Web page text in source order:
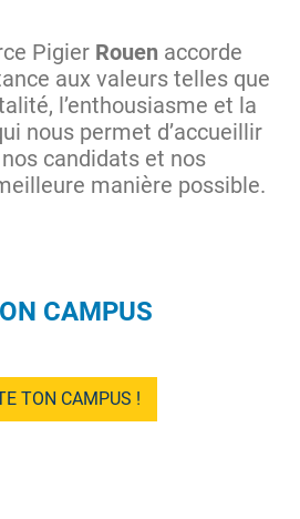
Pigier Rouen accorde
aux valeurs telles que
l’enthousiasme et la
nous permet d’accueillir
candidats et nos
manière possible.
CAMPUS
TON CAMPUS !